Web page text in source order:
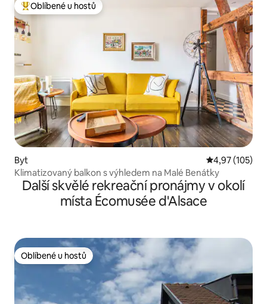
Nejlepší v kategorii Oblíbené u hostů
Oblíbené u hostů
Byt Průměrné
4,97 (105)
Klimatizovaný balkon s výhledem na Malé Benátky
Další skvělé rekreační pronájmy v okolí
místa Écomusée d'Alsace
Oblíbené u hostů
Oblíbené u hostů